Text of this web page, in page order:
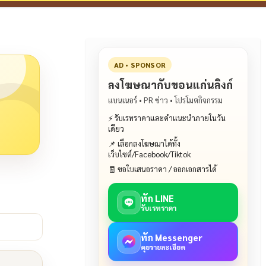
AD • SPONSOR
ลงโฆษณากับขอนแก่นลิงก์
แบนเนอร์ • PR ข่าว • โปรโมตกิจกรรม
⚡ รับเรทราคาและคำแนะนำภายในวัน
เดียว
📌 เลือกลงโฆษณาได้ทั้ง
เว็บไซต์/Facebook/Tiktok
🧾 ขอใบเสนอราคา / ออกเอกสารได้
ทัก LINE
รับเรทราคา
ทัก Messenger
คุยรายละเอียด